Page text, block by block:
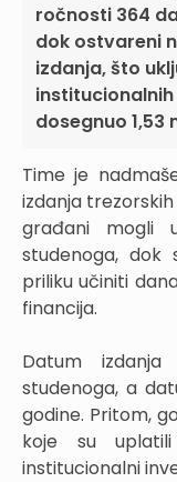
ročnosti 364
dok ostvareni
izdanja, što
dosegnuo 1,53
Time je
izdanja trezorskih
građani mogli
studenoga, dok
priliku učiniti
financija.
Datum
studenoga, a
godine. Pritom,
koje su
institucionalni